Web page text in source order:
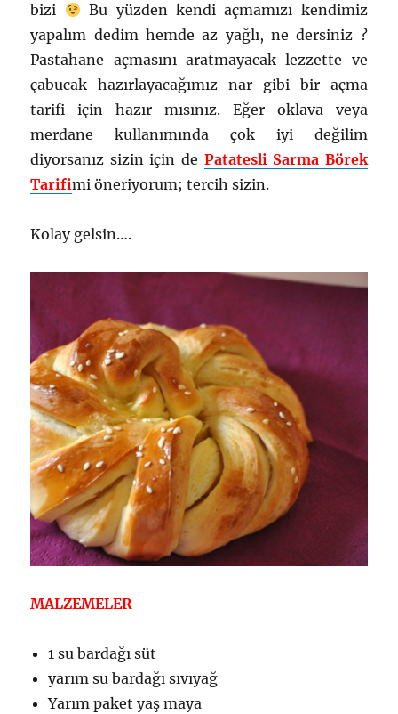
bizi
Bu yüzden kendi açmamızı kendimiz
yapalım dedim hemde az yağlı, ne dersiniz ?
Pastahane açmasını aratmayacak lezzette ve
çabucak hazırlayacağımız nar gibi bir açma
tarifi için hazır mısınız. Eğer oklava veya
merdane kullanımında çok iyi değilim
diyorsanız sizin için de Patatesli Sarma Börek
Tarifimi öneriyorum; tercih sizin.
Kolay gelsin….
MALZEMELER
1 su bardağı süt
yarım su bardağı sıvıyağ
Yarım paket yaş maya